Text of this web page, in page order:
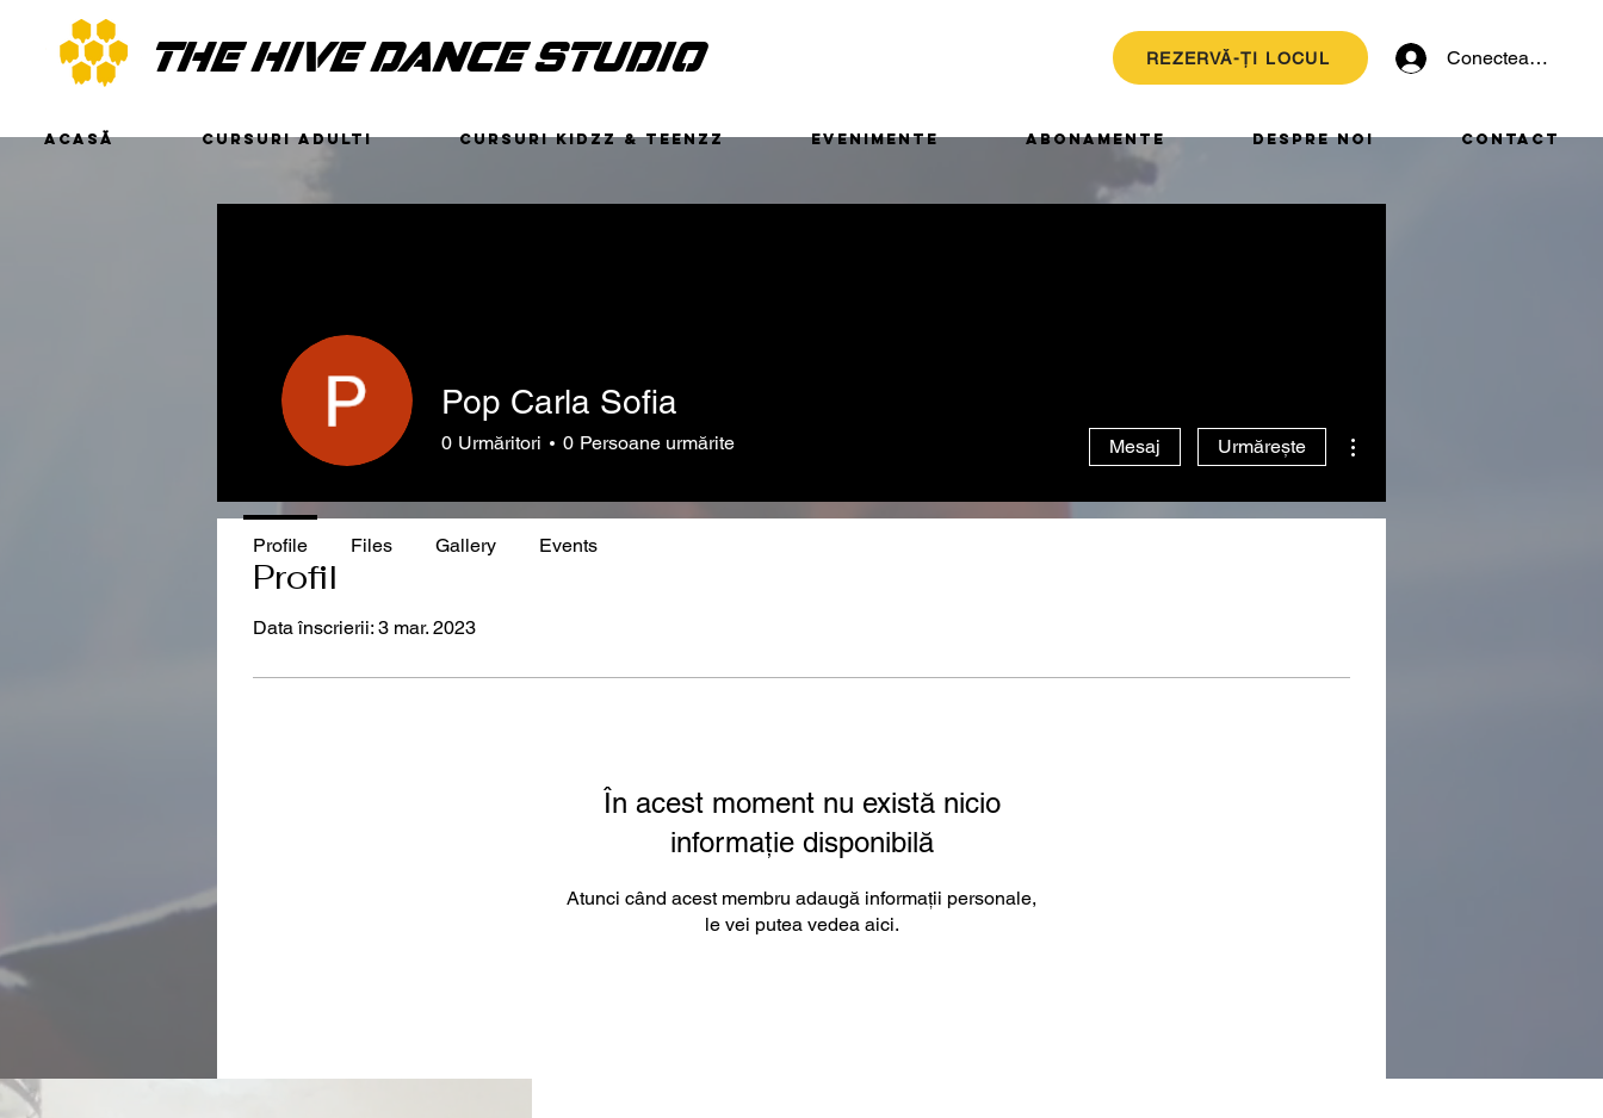
THE HIVE DANCE STUDIO REZERVĂ-ȚI LOCUL Conectează-te
ACASĂ CURSURI ADULTI CURSURI KIDZZ & TEENZZ EVENIMENTE ABONAMENTE DESPRE NOI CONTACT
Profil
Data înscrierii: 3 mar. 2023
În acest moment nu există nicio
informație disponibilă
Atunci când acest membru adaugă informații personale,
le vei putea vedea aici.
Pop Carla Sofia
0 Urmăritori 0 Persoane urmărite Mesaj Urmărește
Profile Files Gallery Events